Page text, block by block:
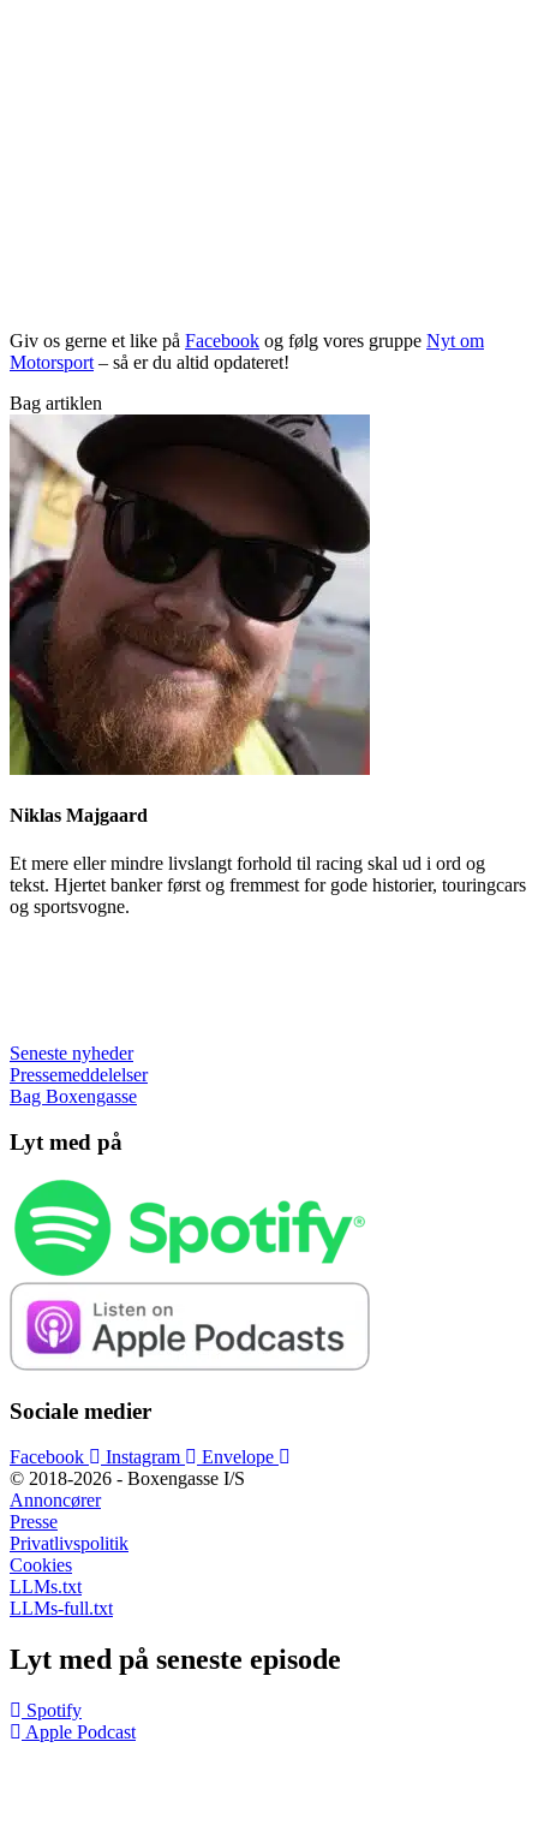
Giv os gerne et like på Facebook og følg vores gruppe Nyt om
Motorsport – så er du altid opdateret!
Bag artiklen
Niklas Majgaard
Et mere eller mindre livslangt forhold til racing skal ud i ord og
tekst. Hjertet banker først og fremmest for gode historier, touringcars
og sportsvogne.
Seneste nyheder
Pressemeddelelser
Bag Boxengasse
Lyt med på
Sociale medier
Facebook Instagram
Envelope
© 2018-2026 - Boxengasse I/S
Annoncører
Presse
Privatlivspolitik
Cookies
LLMs.txt
LLMs-full.txt
Lyt med på seneste episode
Spotify
Apple Podcast